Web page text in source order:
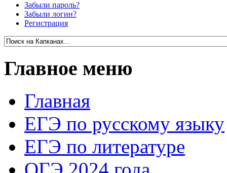
Забыли пароль?
Забыли логин?
Регистрация
Главное меню
Главная
ЕГЭ по русскому языку
ЕГЭ по литературе